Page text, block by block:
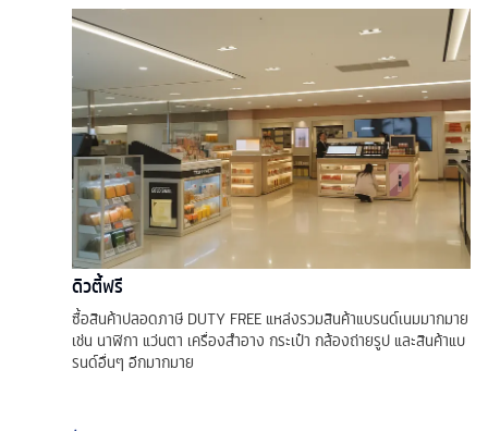
ดิวตี้ฟรี
ซื้อสินค้าปลอดภาษี DUTY FREE แหล่งรวมสินค้าแบรนด์เนมมากมาย
เช่น นาฬิกา แว่นตา เครื่องสำอาง กระเป๋า กล้องถ่ายรูป และสินค้าแบ
รนด์อื่นๆ อีกมากมาย